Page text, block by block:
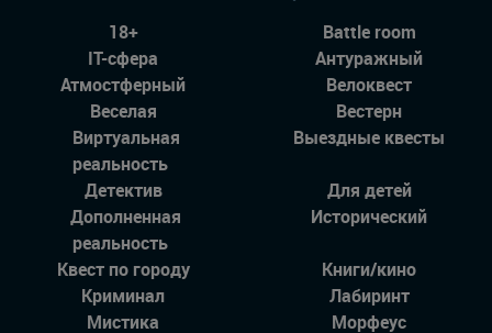
18+
Battle room
IT-сфера
Антуражный
Атмостферный
Велоквест
Веселая
Вестерн
Виртуальная
реальность
Выездные квесты
Детектив
Для детей
Дополненная
реальность
Исторический
Квест по городу
Книги/кино
Криминал
Лабиринт
Мистика
Морфеус